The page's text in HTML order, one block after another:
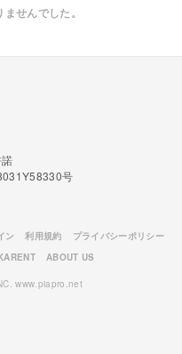
せんでした。
号
ン 利用規約
プライバシーポリシー
ABOUT US
www.piapro.net